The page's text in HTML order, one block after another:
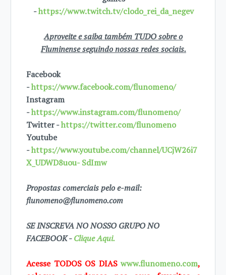
-https://www.twitch.tv/clodo_rei_da_negev
Aproveite e saiba também TUDO sobre o
Fluminense seguindo nossas redes sociais.
Facebook
-https://www.facebook.com/flunomeno/
Instagram
-https://www.instagram.com/flunomeno/
Twitter -https://twitter.com/flunomeno
Youtube
-https://www.youtube.com/channel/UCjW26i7
X_UDWD8uou- SdImw
Propostas comerciais pelo e-mail:
flunomeno@flunomeno.com
SE INSCREVA NO NOSSO GRUPO NO
FACEBOOK -Clique Aqui.
Acesse TODOS OS DIASwww.flunomeno.com,